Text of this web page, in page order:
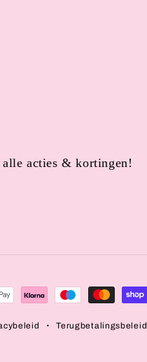
acties & kortingen!
Terugbetalingsbeleid